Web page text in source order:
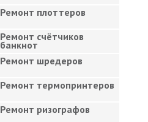
Ремонт плоттеров
Ремонт счётчиков
банкнот
Ремонт шредеров
Ремонт термопринтеров
Ремонт ризографов